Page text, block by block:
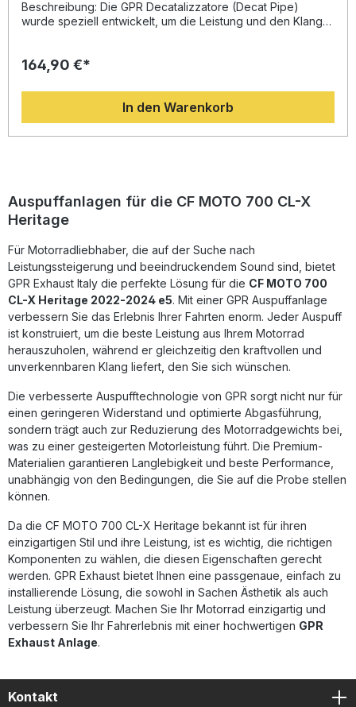
Herausnehmbarer db-Killer Homologationsunterlagen
Beschreibung: Die GPR Decatalizzatore (Decat Pipe)
wurde speziell entwickelt, um die Leistung und den Klang
von Drehmoment und Spitzenleistung aus, während
wird. Damit profitieren Sie von einer verbesserten
Performance und einem aggressiveren Sound, der das
Fahrerlebnis intensiviert. Das Produkt wird in Italien
gefertigt und steht für präzise Verarbeitung und hohe
durchführen zu lassen, um die optimale Passgenauigkeit
und Funktion sicherzustellen. Leistungssteigerung und
verbesserter Drehmomentverlauf Deutlich reduziertes
intensiver Sound für mehr Fahrspaß Hergestellt in Italien mit
hohen Qualitätsstandards Einfache Plug-and-Play-Montage
empfohlen in Fachwerkstatt Lieferumfang: GPR Decat pipe
Alle fahrzeugspezifischen Halterungen Montagezubehör
164,90 €*
In den Warenkorb
Auspuffanlagen für die CF MOTO 700 CL-X
Heritage
Für Motorradliebhaber, die auf der Suche nach
Leistungssteigerung und beeindruckendem Sound sind, bietet
GPR Exhaust Italy die perfekte Lösung für die CF MOTO 700
CL-X Heritage 2022-2024 e5. Mit einer GPR Auspuffanlage
verbessern Sie das Erlebnis Ihrer Fahrten enorm. Jeder Auspuff
ist konstruiert, um die beste Leistung aus Ihrem Motorrad
herauszuholen, während er gleichzeitig den kraftvollen und
unverkennbaren Klang liefert, den Sie sich wünschen.
Die verbesserte Auspufftechnologie von GPR sorgt nicht nur für
einen geringeren Widerstand und optimierte Abgasführung,
sondern trägt auch zur Reduzierung des Motorradgewichts bei,
was zu einer gesteigerten Motorleistung führt. Die Premium-
Materialien garantieren Langlebigkeit und beste Performance,
unabhängig von den Bedingungen, die Sie auf die Probe stellen
können.
Da die CF MOTO 700 CL-X Heritage bekannt ist für ihren
einzigartigen Stil und ihre Leistung, ist es wichtig, die richtigen
Komponenten zu wählen, die diesen Eigenschaften gerecht
werden. GPR Exhaust bietet Ihnen eine passgenaue, einfach zu
installierende Lösung, die sowohl in Sachen Ästhetik als auch
Leistung überzeugt. Machen Sie Ihr Motorrad einzigartig und
verbessern Sie Ihr Fahrerlebnis mit einer hochwertigen GPR
Exhaust Anlage.
Kontakt